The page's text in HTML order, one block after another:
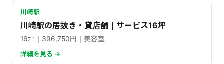
川崎駅
川崎駅の居抜き・貸店舗｜サービス16坪
16坪｜396,750円｜美容室
詳細を見る →